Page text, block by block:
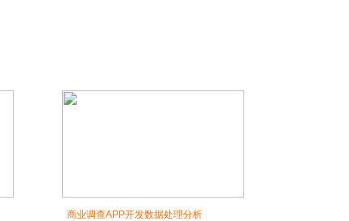
商业调查APP开发数据处理分析